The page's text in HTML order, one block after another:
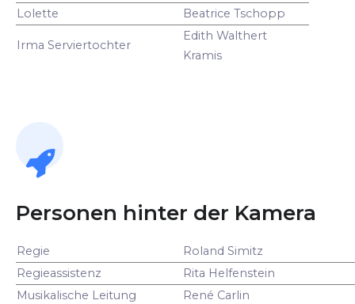
Lolette
Beatrice Tschopp
Irma Serviertochter
Edith Walthert
Kramis
Personen hinter der Kamera
Regie
Roland Simitz
Regieassistenz
Rita Helfenstein
Musikalische Leitung
René Carlin